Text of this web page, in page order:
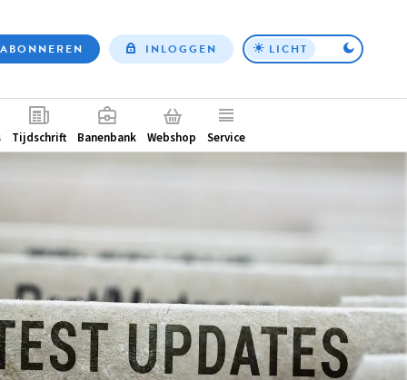
Top
ABONNEREN INLOGGEN LICHT
Tijdschrift Banenbank Webshop Service